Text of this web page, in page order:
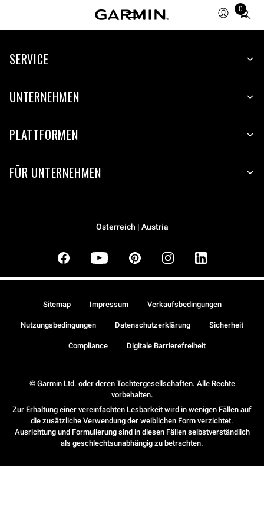
0
Total
items
cart:
SERVICE
UNTERNEHMEN
PLATTFORMEN
FÜR UNTERNEHMEN
Österreich | Austria
© Garmin Ltd. oder deren Tochtergesellschaften. Alle Rechte
vorbehalten.
Zur Erhaltung einer vereinfachten Lesbarkeit wird in wenigen Fällen auf
die zusätzliche Verwendung der weiblichen Form verzichtet.
Ausrichtung und Formulierung sind in diesen Fällen selbstverständlich
als geschlechtsunabhängig zu betrachten.
Sitemap Impressum Verkaufsbedingungen
Nutzungsbedingungen Datenschutzerklärung Sicherheit
Compliance Digitale Barrierefreiheit